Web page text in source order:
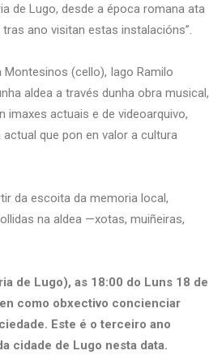
de Lugo, desde a época romana ata
ano visitan estas instalacións”.
(cello), Iago Ramilo
aldea a través dunha obra musical,
imaxes actuais e de videoarquivo,
que pon en valor a cultura
da escoita da memoria local,
na aldea —xotas, muiñeiras,
de Lugo), as 18:00 do Luns 18 de
como obxectivo concienciar
Este é o terceiro ano
cidade de Lugo nesta data.